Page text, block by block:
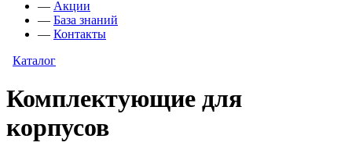
— Акции
— База знаний
— Контакты
Каталог
Комплектующие для
корпусов